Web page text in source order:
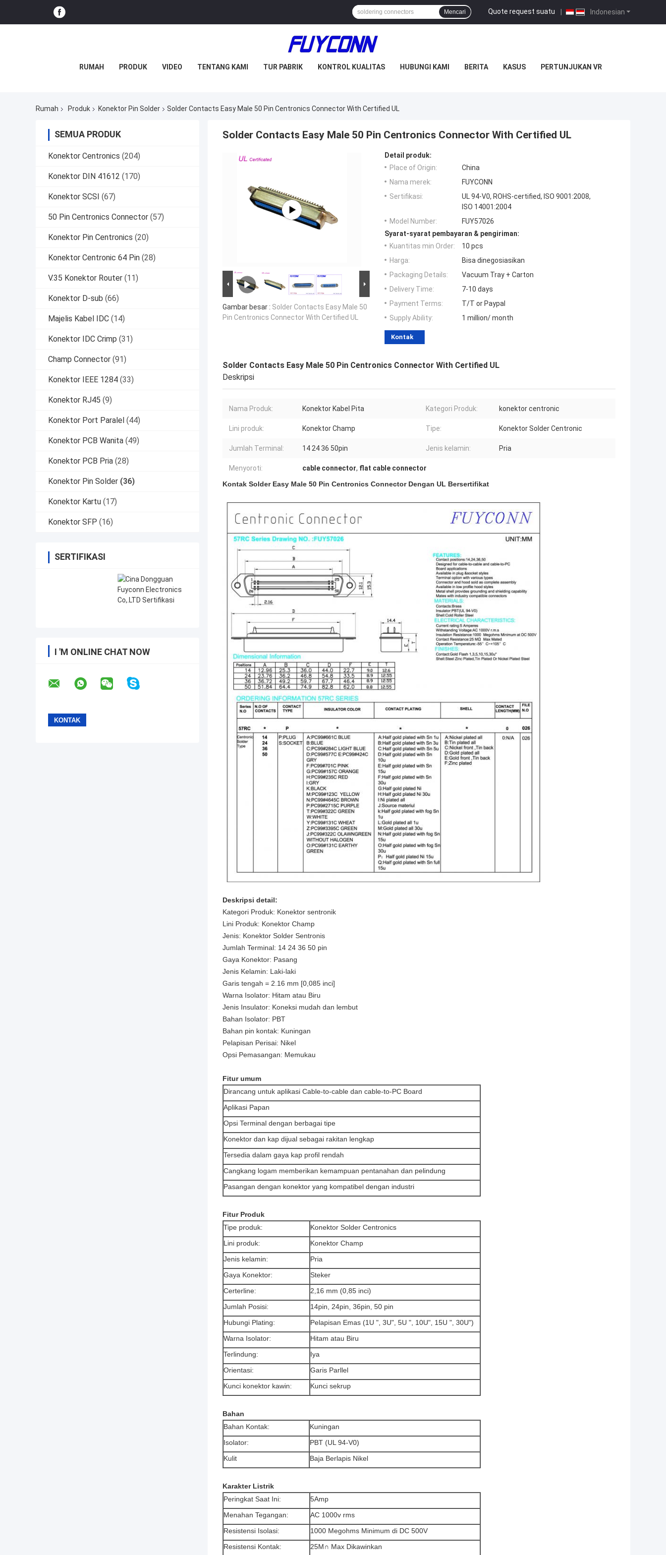
Indonesian
Quote request suatu |
Mencari
RUMAH PRODUK VIDEO TENTANG KAMI TUR PABRIK KONTROL KUALITAS HUBUNGI KAMI BERITA KASUS PERTUNJUKAN VR
Rumah Produk Konektor Pin Solder Solder Contacts Easy Male 50 Pin Centronics Connector With Certified UL
SEMUA PRODUK
Konektor Centronics (204)
Konektor DIN 41612 (170)
Konektor SCSI (67)
50 Pin Centronics Connector (57)
Konektor Pin Centronics (20)
Konektor Centronic 64 Pin (28)
V.35 Konektor Router (11)
Konektor D-sub (66)
Majelis Kabel IDC (14)
Konektor IDC Crimp (31)
Champ Connector (91)
Konektor IEEE 1284 (33)
Konektor RJ45 (9)
Konektor Port Paralel (44)
Konektor PCB Wanita (49)
Konektor PCB Pria (28)
Konektor Pin Solder (36)
Konektor Kartu (17)
Konektor SFP (16)
SERTIFIKASI
I 'M ONLINE CHAT NOW
Solder Contacts Easy Male 50 Pin Centronics Connector With Certified UL
Gambar besar : Solder Contacts Easy Male 50
Pin Centronics Connector With Certified UL
Detail produk:
Place of Origin:
China
Nama merek:
FUYCONN
Sertifikasi:
UL 94-V0, ROHS-certified, ISO 9001:2008,
ISO 14001:2004
Model Number:
FUY57026
Syarat-syarat pembayaran & pengiriman:
Kuantitas min Order:
10 pcs
Harga:
Bisa dinegosiasikan
Packaging Details:
Vacuum Tray + Carton
Delivery Time:
7-10 days
Payment Terms:
T/T or Paypal
Supply Ability:
1 million/ month
Kontak
Solder Contacts Easy Male 50 Pin Centronics Connector With Certified UL
Deskripsi
Nama Produk: Konektor Kabel Pita Kategori Produk: konektor centronic
Lini produk: Konektor Champ Tipe: Konektor Solder Centronic
Jumlah Terminal: 14 24 36 50pin Jenis kelamin: Pria
Menyoroti: cable connector, flat cable connector
Kontak Solder Easy Male 50 Pin Centronics Connector Dengan UL Bersertifikat
Deskripsi detail:
Kategori Produk: Konektor sentronik
Lini Produk: Konektor Champ
Jenis: Konektor Solder Sentronis
Jumlah Terminal: 14 24 36 50 pin
Gaya Konektor: Pasang
Jenis Kelamin: Laki-laki
Garis tengah = 2.16 mm [0,085 inci]
Warna Isolator: Hitam atau Biru
Jenis Insulator: Koneksi mudah dan lembut
Bahan Isolator: PBT
Bahan pin kontak: Kuningan
Pelapisan Perisai: Nikel
Opsi Pemasangan: Memukau
Fitur umum
Dirancang untuk aplikasi Cable-to-cable dan cable-to-PC Board
Aplikasi Papan
Opsi Terminal dengan berbagai tipe
Konektor dan kap dijual sebagai rakitan lengkap
Tersedia dalam gaya kap profil rendah
Cangkang logam memberikan kemampuan pentanahan dan pelindung
Pasangan dengan konektor yang kompatibel dengan industri
Fitur Produk
Tipe produk:
Konektor Solder Centronics
Lini produk:
Konektor Champ
Jenis kelamin:
Pria
Gaya Konektor:
Steker
Certerline:
2,16 mm (0,85 inci)
Jumlah Posisi:
14pin, 24pin, 36pin, 50 pin
Hubungi Plating:
Pelapisan Emas (1U ", 3U", 5U ", 10U", 15U ", 30U")
Warna Isolator:
Hitam atau Biru
Terlindung:
Iya
Orientasi:
Garis Parllel
Kunci konektor kawin:
Kunci sekrup
Bahan
Bahan Kontak:
Kuningan
Isolator:
PBT (UL 94-V0)
Kulit
Baja Berlapis Nikel
Karakter Listrik
Peringkat Saat Ini:
5Amp
Menahan Tegangan:
AC 1000v rms
Resistensi Isolasi:
1000 Megohms Minimum di DC 500V
Resistensi Kontak:
25M∩ Max Dikawinkan